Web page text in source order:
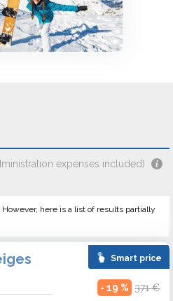
expenses included)
here is a list of results partially
Smart price
- 19 % 371 €